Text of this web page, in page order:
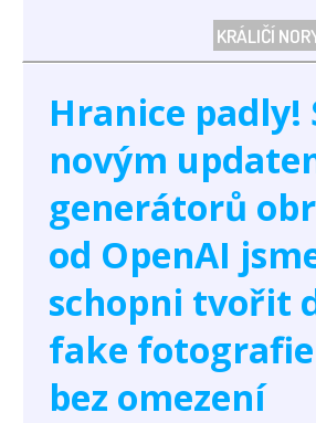
KRÁLIČÍ
Hranice padly!
novým
generátorů
od OpenAI
schopni tvořit
fake
bez omezení